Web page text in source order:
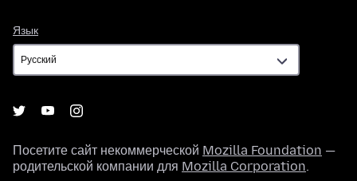
Язык
Посетите сайт некоммерческой Mozilla Foundation —
родительской компании для Mozilla Corporation.